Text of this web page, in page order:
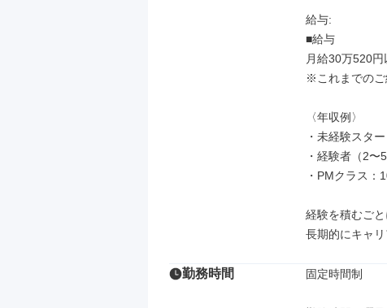
給与:
■給与
月給30万520円
※これまでのご
〈年収例〉
・未経験スタ
・経験者（2〜
・PMクラス：
経験を積むごと
長期的にキャリ
勤務時間 固定時間制